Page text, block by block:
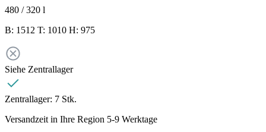
480 / 320 l
B: 1512 T: 1010 H: 975
Siehe Zentrallager
Zentrallager: 7 Stk.
Versandzeit in Ihre Region 5-9 Werktage